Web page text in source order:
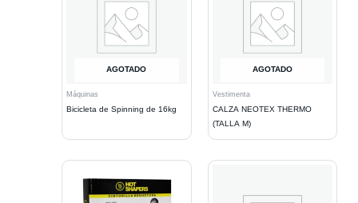
AGOTADO
Máquinas
Bicicleta de Spinning de 16kg
AGOTADO
Vestimenta
CALZA NEOTEX THERMO
(TALLA M)